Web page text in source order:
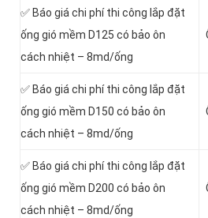
✅ Báo giá chi phí thi công lắp đặt
ống gió mềm D125 có bảo ôn
cách nhiệt – 8md/ống
✅ Báo giá chi phí thi công lắp đặt
ống gió mềm D150 có bảo ôn
cách nhiệt – 8md/ống
✅ Báo giá chi phí thi công lắp đặt
ống gió mềm D200 có bảo ôn
cách nhiệt – 8md/ống